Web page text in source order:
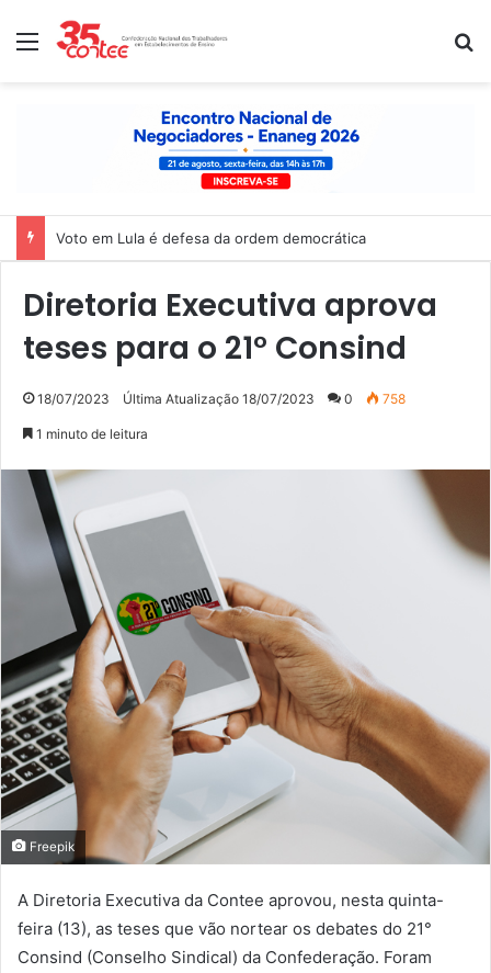
Menu
Voto em Lula é defesa da ordem democrática
Diretoria Executiva aprova
teses para o 21° Consind
18/07/2023 Última Atualização 18/07/2023 0 758
1 minuto de leitura
Freepik
A Diretoria Executiva da Contee aprovou, nesta quinta-
feira (13), as teses que vão nortear os debates do 21°
Consind (Conselho Sindical) da Confederação. Foram